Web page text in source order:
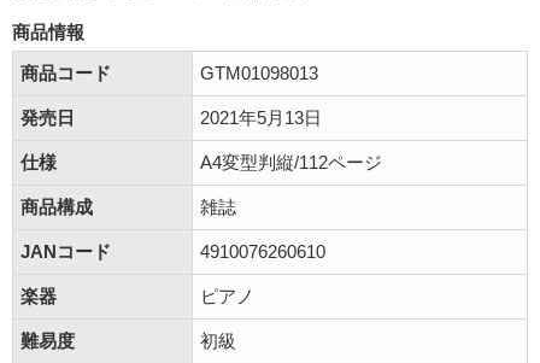
商品情報
商品コード
GTM01098013
発売日 2021年5月13日
仕様 A4変型判縦/112ページ
商品構成 雑誌
JANコード 4910076260610
楽器 ピアノ
難易度 初級